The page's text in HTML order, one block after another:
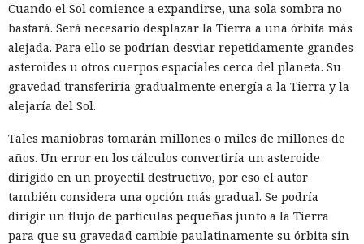
gestión de sistemas internos.
El comité propuso ampliar las facultades de las agencias
para que, tras la revocación de licencias, pudieran controlar
el equipo restante y las conexiones privadas. El informe
también recomienda una protección más estricta de BGP, el
extranjeros y la financiación del desmantelamiento puntual
de infraestructura de riesgo.
La Casa Blanca decidió a puerta
cerrada el destino de la IA; los
servicios de inteligencia serán
los primeros en evaluarlo.
Cuando el Sol comience a expandirse, una sola sombra no
bastará. Será necesario desplazar la Tierra a una órbita más
alejada. Para ello se podrían desviar repetidamente grandes
asteroides u otros cuerpos espaciales cerca del planeta. Su
gravedad transferiría gradualmente energía a la Tierra y la
alejaría del Sol.
Tales maniobras tomarán millones o miles de millones de
años. Un error en los cálculos convertiría un asteroide
dirigido en un proyectil destructivo, por eso el autor
también considera una opción más gradual. Se podría
dirigir un flujo de partículas pequeñas junto a la Tierra
para que su gravedad cambie paulatinamente su órbita sin